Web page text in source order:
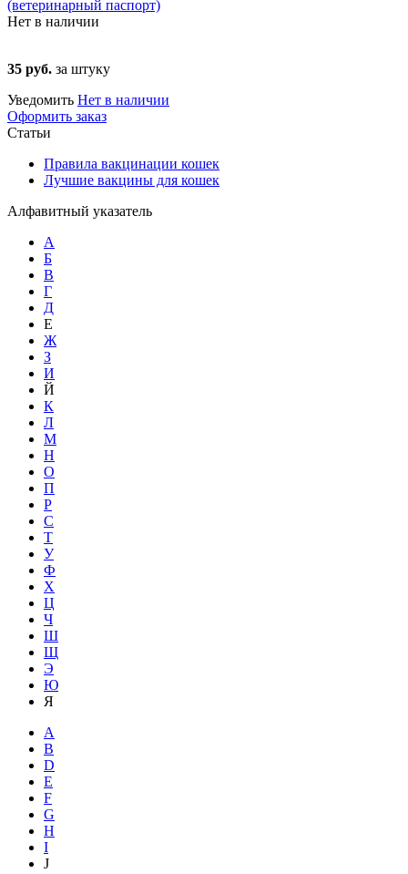
(ветеринарный паспорт)
Нет в наличии
35 руб. за штуку
Уведомить Нет в наличии
Оформить заказ
Статьи
Правила вакцинации кошек
Лучшие вакцины для кошек
Алфавитный указатель
А
Б
В
Г
Д
Е
Ж
З
И
Й
К
Л
М
Н
О
П
Р
С
Т
У
Ф
Х
Ц
Ч
Ш
Щ
Э
Ю
Я
A
B
D
E
F
G
H
I
J